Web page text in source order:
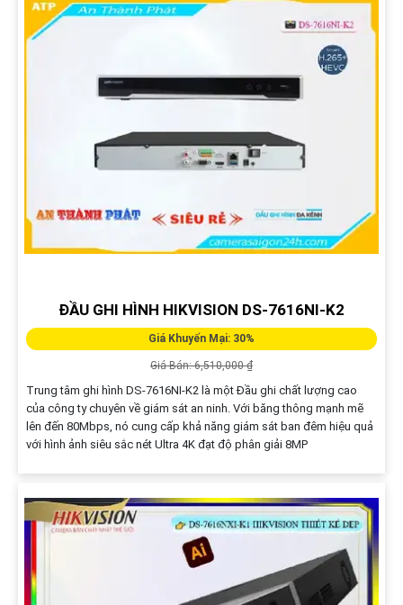
ĐẦU GHI HÌNH HIKVISION DS-7616NI-K2
Giá Khuyến Mại: 30%
Giá Bán: 6,510,000 ₫
Trung tâm ghi hình DS-7616NI-K2 là một Đầu ghi chất lượng cao
của công ty chuyên về giám sát an ninh. Với băng thông mạnh mẽ
lên đến 80Mbps, nó cung cấp khả năng giám sát ban đêm hiệu quả
với hình ảnh siêu sắc nét Ultra 4K đạt độ phân giải 8MP